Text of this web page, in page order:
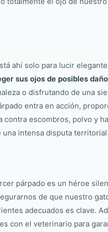
ahí solo para lucir
sus ojos de posibles
o disfrutando de una
entra en acción,
contra escombros, polvo y
intensa disputa
párpado es un héroe
de que nuestro
adecuados es clave.
con el veterinario para